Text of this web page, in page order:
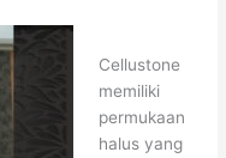
Cellustone
memiliki
permukaan
halus yang